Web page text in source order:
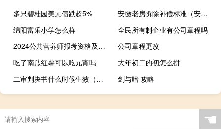
多只碧桂园美元债跌超5%
安徽老房拆除补偿标准（安徽独居老人房屋被拆）
绵阳富乐小学怎么样
全民所有制企业有公司章程吗
2024公共营养师报考资格及条件
公司章程更改
吃了南瓜红薯可以吃元宵吗
大年初二的初怎么拼
二审判决书什么时候生效（判决书什么时候生效）
剑与暗 攻略
☚